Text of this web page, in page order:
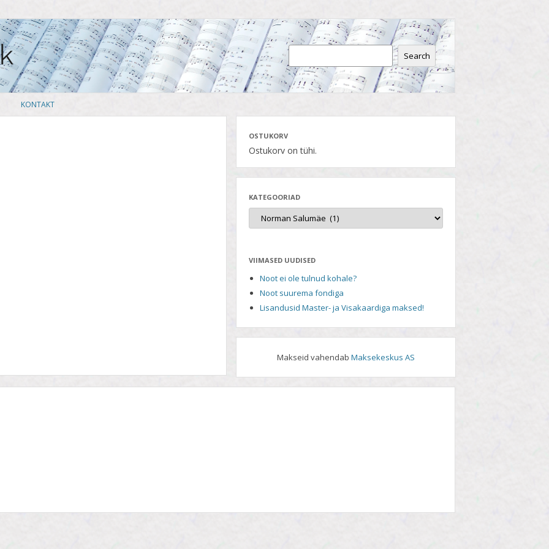
Search
content
KONTAKT
OSTUKORV
Ostukorv on tühi.
KATEGOORIAD
VIIMASED UUDISED
Noot ei ole tulnud kohale?
Noot suurema fondiga
Lisandusid Master- ja Visakaardiga maksed!
Makseid vahendabMaksekeskus AS